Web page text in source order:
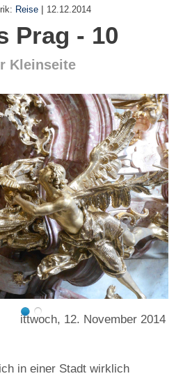
Reise | 12.12.2014
Prag - 10
Kleinseite
ittwoch, 12. November 2014
in einer Stadt wirklich